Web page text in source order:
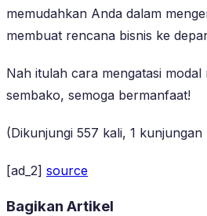
memudahkan Anda dalam
membuat rencana bisnis ke
Nah itulah cara mengatasi modal
sembako, semoga bermanfaat!
(Dikunjungi 557 kali, 1 kunjungan
[ad_2] source
Bagikan Artikel